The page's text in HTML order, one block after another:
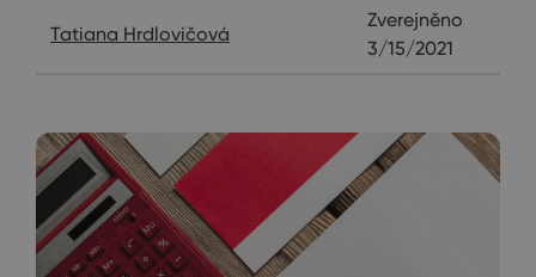
Tatiana Hrdlovičová
Zverejněno
3/15/2021